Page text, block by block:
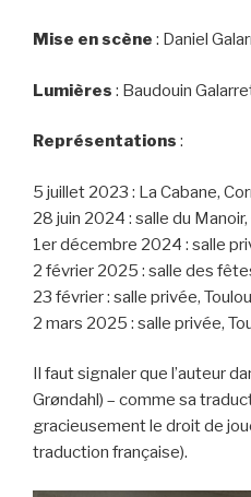
Mise en scène : Daniel
Lumières : Baudouin
Représentations :
5 juillet 2023 : La Cabane,
28 juin 2024 : salle du Manoir,
1er décembre 2024 : salle
2 février 2025 : salle des
23 février : salle privée,
2 mars 2025 : salle privée,
Il faut signaler que l’auteur
Grøndahl) – comme sa
gracieusement le droit de
traduction française).